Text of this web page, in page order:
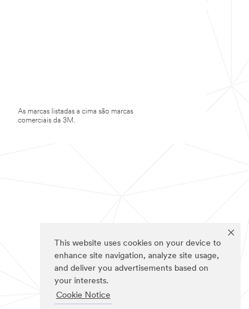
This website uses cookies on your device to
enhance site navigation, analyze site usage,
and deliver you advertisements based on
your interests.
Cookie Notice
As marcas listadas a cima são marcas
comerciais da 3M.